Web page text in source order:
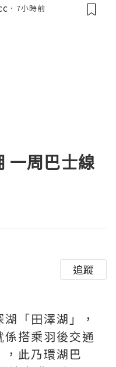
7小時前
一周巴士線
追蹤
「田澤湖」，
搭乘羽後交通
此乃環湖巴